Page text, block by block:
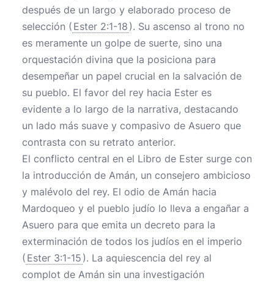
después de un largo y elaborado proceso de
selección ( Ester 2:1-18 ). Su ascenso al trono no
es meramente un golpe de suerte, sino una
orquestación divina que la posiciona para
desempeñar un papel crucial en la salvación de
su pueblo. El favor del rey hacia Ester es
evidente a lo largo de la narrativa, destacando
un lado más suave y compasivo de Asuero que
contrasta con su retrato anterior.
El conflicto central en el Libro de Ester surge con
la introducción de Amán, un consejero ambicioso
y malévolo del rey. El odio de Amán hacia
Mardoqueo y el pueblo judío lo lleva a engañar a
Asuero para que emita un decreto para la
exterminación de todos los judíos en el imperio
( Ester 3:1-15 ). La aquiescencia del rey al
complot de Amán sin una investigación